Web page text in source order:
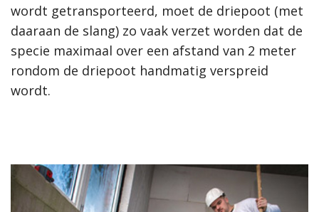
wordt getransporteerd, moet de driepoot (met
daaraan de slang) zo vaak verzet worden dat de
specie maximaal over een afstand van 2 meter
rondom de driepoot handmatig verspreid
wordt.